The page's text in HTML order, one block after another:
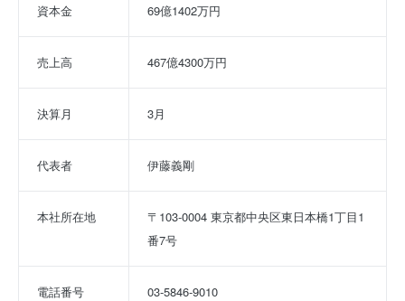
資本金 69億1402万円
売上高 467億4300万円
決算月 3月
代表者 伊藤義剛
本社所在地
〒103-0004 東京都中央区東日本橋1丁目1
番7号
電話番号 03-5846-9010